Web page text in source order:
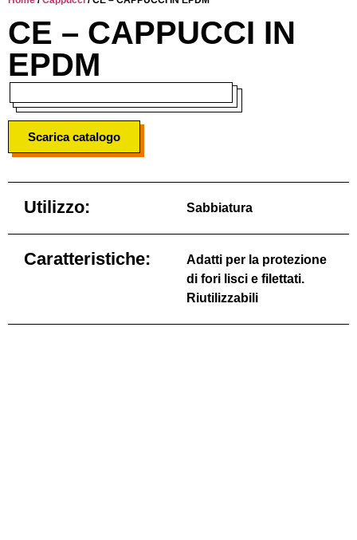
CE – CAPPUCCI IN
EPDM
Scarica catalogo
Utilizzo: Sabbiatura
Caratteristiche:
Adatti per la protezione
di fori lisci e filettati.
Riutilizzabili